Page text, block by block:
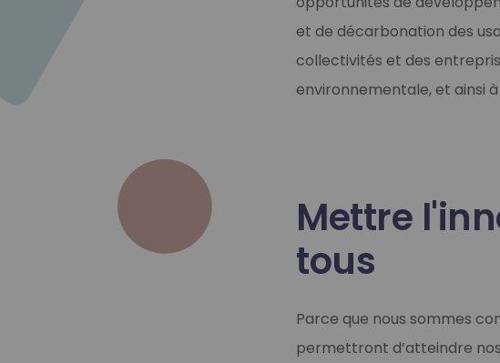
et de décarbonation des
collectivités et des
environnementale, et ainsi
Mettre
tous
Parce que nous sommes
permettront d’atteindre